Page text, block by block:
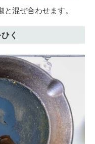
混ぜ合わせます。
く